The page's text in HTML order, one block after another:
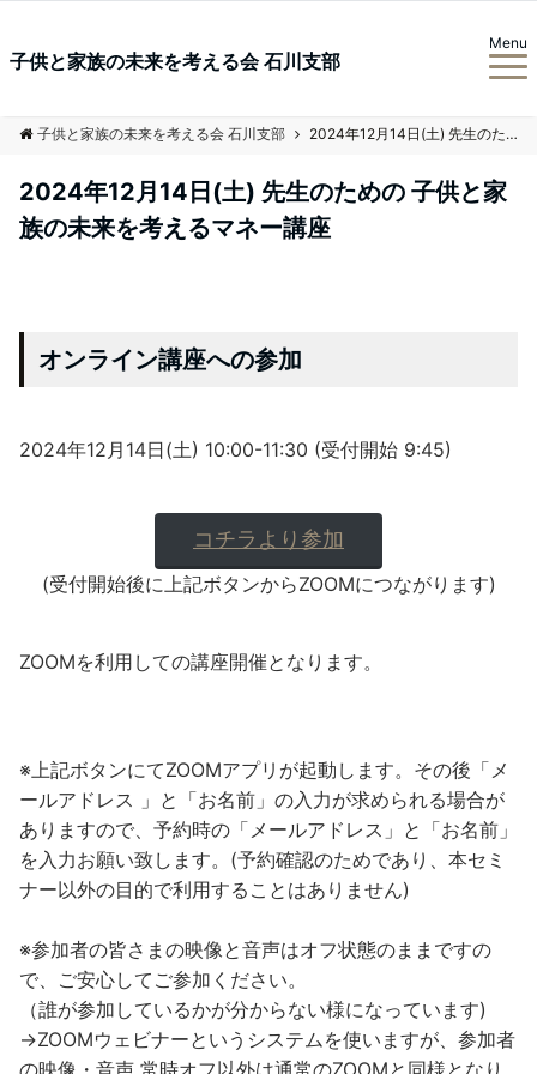
子供と家族の未来を考える会 石川支部
Menu
子供と家族の未来を考える会 石川支部 2024年12月14日(土) 先生のための 子供と家族の未来を考えるマネー講座
2024年12月14日(土) 先生のための 子供と家
族の未来を考えるマネー講座
オンライン講座への参加
2024年12月14日(土) 10:00-11:30 (受付開始 9:45)
コチラより参加
(受付開始後に上記ボタンからZOOMにつながります)
ZOOMを利用しての講座開催となります。
※上記ボタンにてZOOMアプリが起動します。その後「メ
ールアドレス 」と「お名前」の入力が求められる場合が
ありますので、予約時の「メールアドレス」と「お名前」
を入力お願い致します。(予約確認のためであり、本セミ
ナー以外の目的で利用することはありません)
※参加者の皆さまの映像と音声はオフ状態のままですの
で、ご安心してご参加ください。
（誰が参加しているかが分からない様になっています)
→ZOOMウェビナーというシステムを使いますが、参加者
の映像・音声 常時オフ以外は通常のZOOMと同様となり